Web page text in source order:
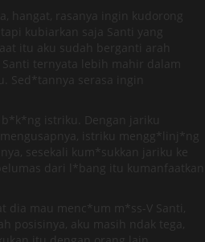
hangat, rasanya ingin kudorong
kubiarkan saja Santi yang
itu aku sudah berganti arah
ternyata lebih mahir dalam
Sed*tannya serasa ingin
istriku. Dengan jariku
istriku mengg*linj*ng
sesekali kum*sukkan jariku ke
dari l*bang itu kumanfaatkan
dia mau menc*um m*ss-V Santi,
posisinya, aku masih ndak tega,